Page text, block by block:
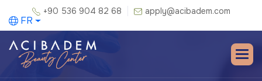
+90 536 904 82 68 apply@acibadem.com
FR